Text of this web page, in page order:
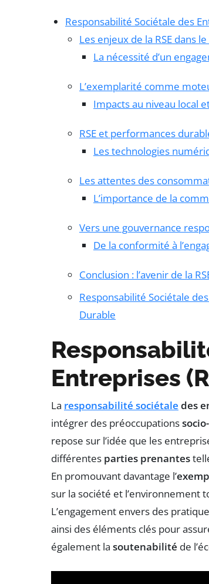
Responsabilité Sociétale des
Les enjeux de la RSE dans
La nécessité d’un
L’exemplarité comme
Impacts au niveau local
RSE et performances
Les technologies
Les attentes des
L’importance de la
Vers une gouvernance
De la conformité à
Conclusion : l’avenir de la
Responsabilité Sociétale
Durable
Entreprises
La responsabilité sociétale des
intégrer des préoccupations
repose sur l’idée que les
différentes parties prenantes
En promouvant davantage l’
sur la société et l’environnement
L’engagement envers des
ainsi des éléments clés pour
également la soutenabilité de